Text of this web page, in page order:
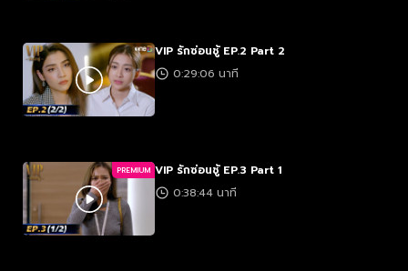
VIP รักซ่อนชู้ EP.2 Part 2
0:29:06 นาที
PREMIUM VIP รักซ่อนชู้ EP.3 Part 1
0:38:44 นาที